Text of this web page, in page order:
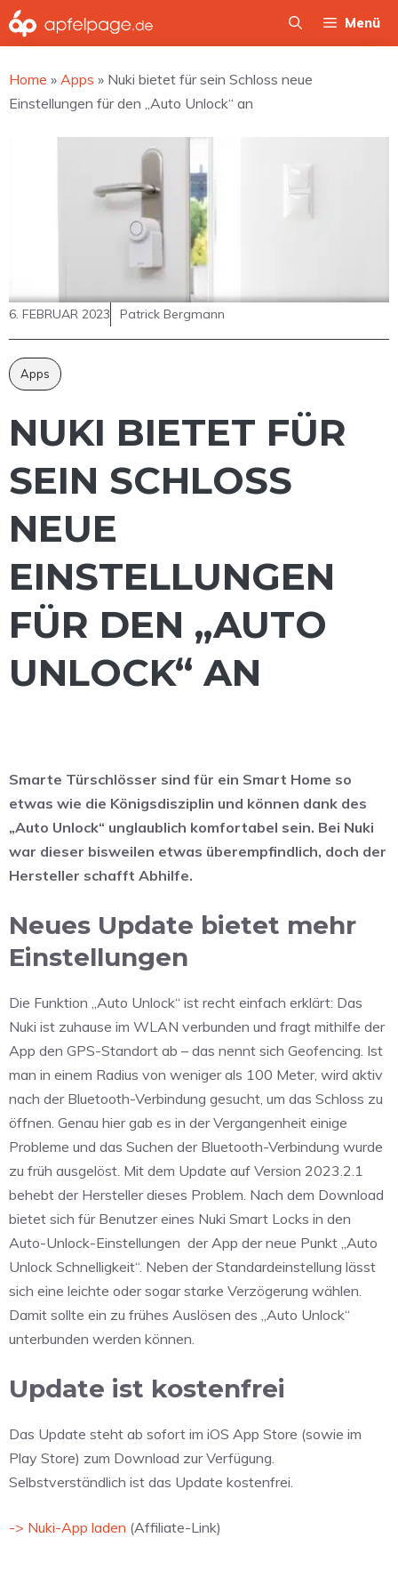
Zum
Inhalt
Menü
Home » Apps » Nuki bietet für sein Schloss neue
Einstellungen für den „Auto Unlock“ an
6. FEBRUAR 2023 Patrick Bergmann
Apps
NUKI BIETET FÜR
SEIN SCHLOSS
NEUE
EINSTELLUNGEN
FÜR DEN „AUTO
UNLOCK“ AN
Smarte Türschlösser sind für ein Smart Home so
etwas wie die Königsdisziplin und können dank des
„Auto Unlock“ unglaublich komfortabel sein. Bei Nuki
war dieser bisweilen etwas überempfindlich, doch der
Hersteller schafft Abhilfe.
Neues Update bietet mehr
Einstellungen
Die Funktion „Auto Unlock“ ist recht einfach erklärt: Das
Nuki ist zuhause im WLAN verbunden und fragt mithilfe der
App den GPS-Standort ab – das nennt sich Geofencing. Ist
man in einem Radius von weniger als 100 Meter, wird aktiv
nach der Bluetooth-Verbindung gesucht, um das Schloss zu
öffnen. Genau hier gab es in der Vergangenheit einige
Probleme und das Suchen der Bluetooth-Verbindung wurde
zu früh ausgelöst. Mit dem Update auf Version 2023.2.1
behebt der Hersteller dieses Problem. Nach dem Download
bietet sich für Benutzer eines Nuki Smart Locks in den
Auto-Unlock-Einstellungen der App der neue Punkt „Auto
Unlock Schnelligkeit“. Neben der Standardeinstellung lässt
sich eine leichte oder sogar starke Verzögerung wählen.
Damit sollte ein zu frühes Auslösen des „Auto Unlock“
unterbunden werden können.
Update ist kostenfrei
Das Update steht ab sofort im iOS App Store (sowie im
Play Store) zum Download zur Verfügung.
Selbstverständlich ist das Update kostenfrei.
-> Nuki-App laden (Affiliate-Link)